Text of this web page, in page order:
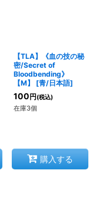
【TLA】《血の技の秘
密/Secret of
Bloodbending》
【M】
[青/日本語]
100 円 (税込)
在庫3個
購入する